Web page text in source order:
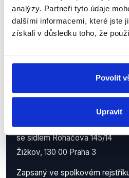
analýzy. Partneři tyto údaje
dalšími informacemi, které jste
získali v důsledku toho, že
Povolit
Upravit
se sídlem Roháčova 145/14
Žižkov, 130 00 Praha 3
Zapsaný ve spolkovém